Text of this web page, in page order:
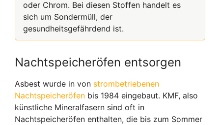
oder Chrom. Bei diesen Stoffen handelt es
sich um Sondermüll, der
gesundheitsgefährdend ist.
Nachtspeicheröfen entsorgen
Asbest wurde in von strombetriebenen
Nachtspeicheröfen bis 1984 eingebaut. KMF, also
künstliche Mineralfasern sind oft in
Nachtspeicheröfen enthalten, die bis zum Sommer